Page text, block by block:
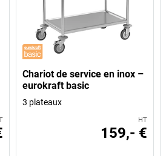
Chariot de service en inox –
eurokraft basic
3 plateaux
HT
159,- €